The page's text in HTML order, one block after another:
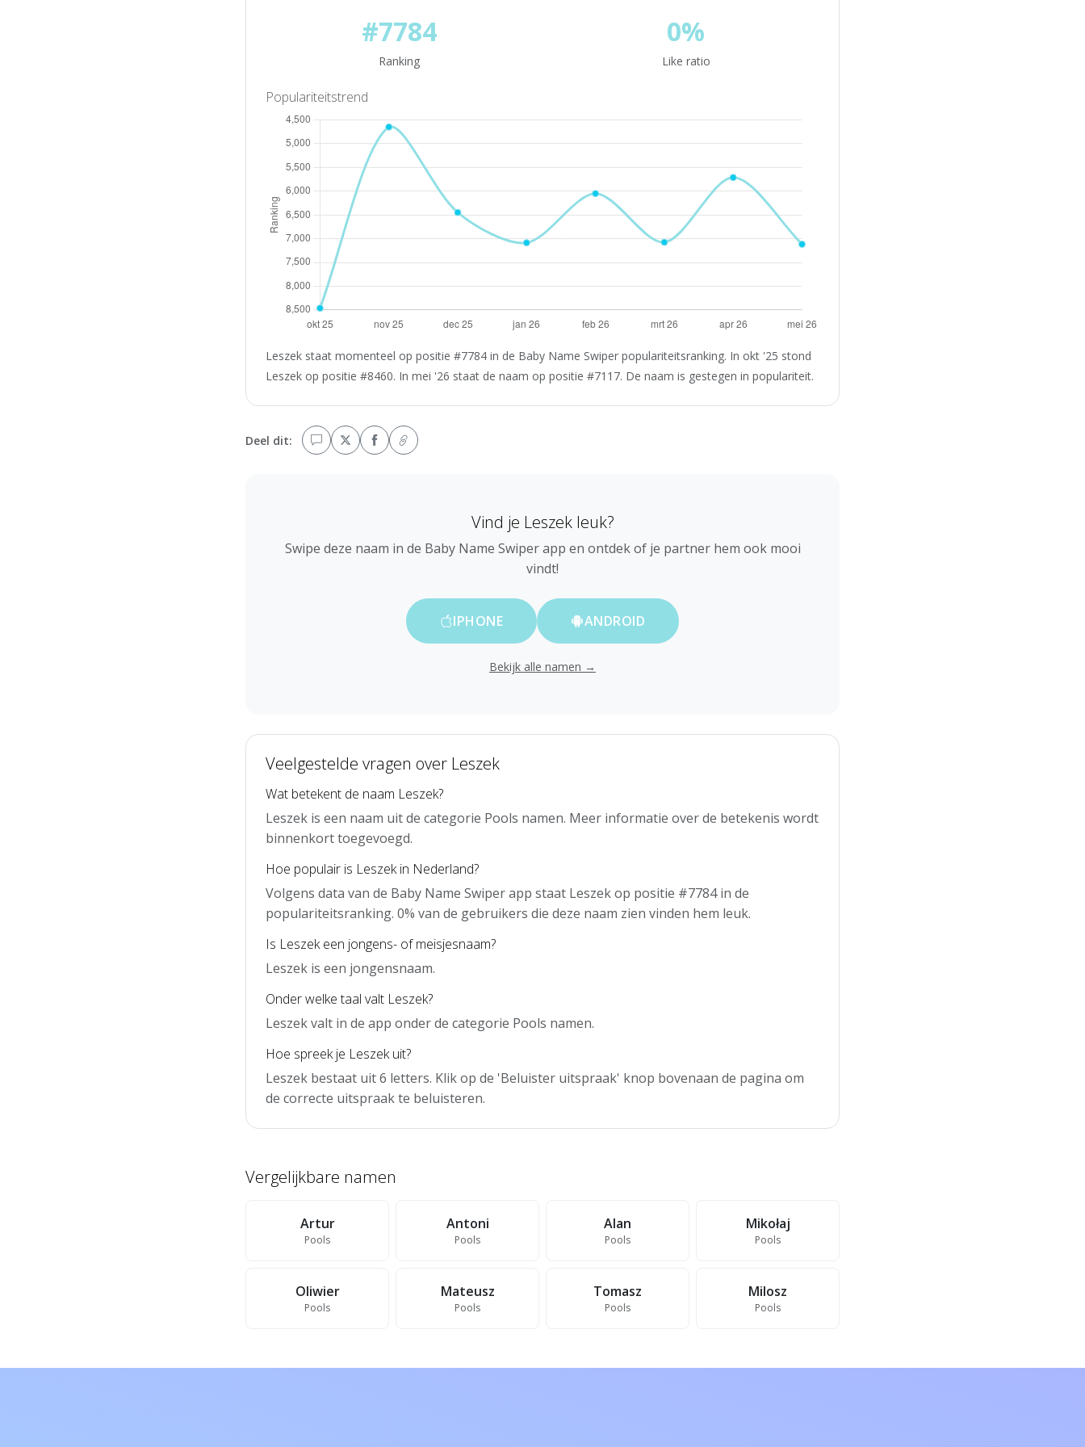
#7784
Ranking
0%
Like ratio
Populariteitstrend
Leszek staat momenteel op positie #7784 in de Baby Name Swiper populariteitsranking. In okt '25 stond
Leszek op positie #8460. In mei '26 staat de naam op positie #7117. De naam is gestegen in populariteit.
Deel dit:
Vind je Leszek leuk?
Swipe deze naam in de Baby Name Swiper app en ontdek of je partner hem ook mooi
vindt!
IPHONE ANDROID
Bekijk alle namen →
Veelgestelde vragen over Leszek
Wat betekent de naam Leszek?
Leszek is een naam uit de categorie Pools namen. Meer informatie over de betekenis wordt
binnenkort toegevoegd.
Hoe populair is Leszek in Nederland?
Volgens data van de Baby Name Swiper app staat Leszek op positie #7784 in de
populariteitsranking. 0% van de gebruikers die deze naam zien vinden hem leuk.
Is Leszek een jongens- of meisjesnaam?
Leszek is een jongensnaam.
Onder welke taal valt Leszek?
Leszek valt in de app onder de categorie Pools namen.
Hoe spreek je Leszek uit?
Leszek bestaat uit 6 letters. Klik op de 'Beluister uitspraak' knop bovenaan de pagina om
de correcte uitspraak te beluisteren.
Vergelijkbare namen
Artur
Pools
Antoni
Pools
Alan
Pools
Mikołaj
Pools
Oliwier
Pools
Mateusz
Pools
Tomasz
Pools
Milosz
Pools